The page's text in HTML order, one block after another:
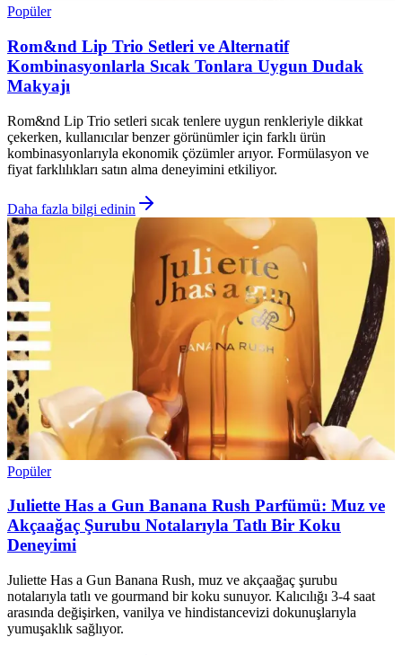
Popüler
Rom&nd Lip Trio Setleri ve Alternatif
Kombinasyonlarla Sıcak Tonlara Uygun Dudak
Makyajı
Rom&nd Lip Trio setleri sıcak tenlere uygun renkleriyle dikkat
çekerken, kullanıcılar benzer görünümler için farklı ürün
kombinasyonlarıyla ekonomik çözümler arıyor. Formülasyon ve
fiyat farklılıkları satın alma deneyimini etkiliyor.
Daha fazla bilgi edinin
Popüler
Juliette Has a Gun Banana Rush Parfümü: Muz ve
Akçaağaç Şurubu Notalarıyla Tatlı Bir Koku
Deneyimi
Juliette Has a Gun Banana Rush, muz ve akçaağaç şurubu
notalarıyla tatlı ve gourmand bir koku sunuyor. Kalıcılığı 3-4 saat
arasında değişirken, vanilya ve hindistancevizi dokunuşlarıyla
yumuşaklık sağlıyor.